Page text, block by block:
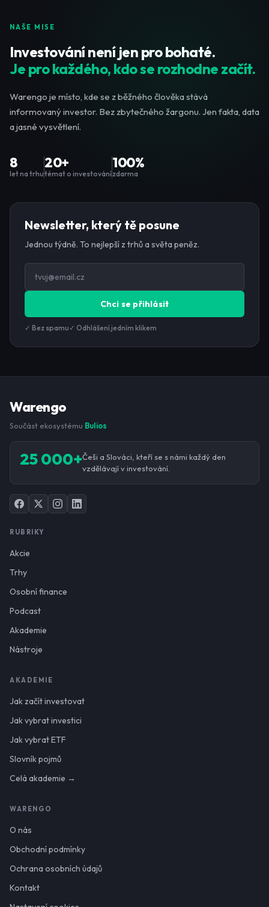
NAŠE MISE
Investování není jen pro bohaté.
Je pro každého, kdo se rozhodne začít.
Warengo je místo, kde se z běžného člověka stává
informovaný investor. Bez zbytečného žargonu. Jen fakta, data
a jasné vysvětlení.
8
let na trhu
20+
témat o investování
100%
zdarma
Newsletter, který tě posune
Jednou týdně. To nejlepší z trhů a světa peněz.
Chci se přihlásit
✓ Bez spamu ✓ Odhlášení jedním klikem
Warengo
Součást ekosystému Bulios
25 000+Češi a Slováci, kteří se s námi každý den
vzdělávají v investování.
RUBRIKY
Akcie
Trhy
Osobní finance
Podcast
Akademie
Nástroje
AKADEMIE
Jak začít investovat
Jak vybrat investici
Jak vybrat ETF
Slovník pojmů
Celá akademie →
WARENGO
O nás
Obchodní podmínky
Ochrana osobních údajů
Kontakt